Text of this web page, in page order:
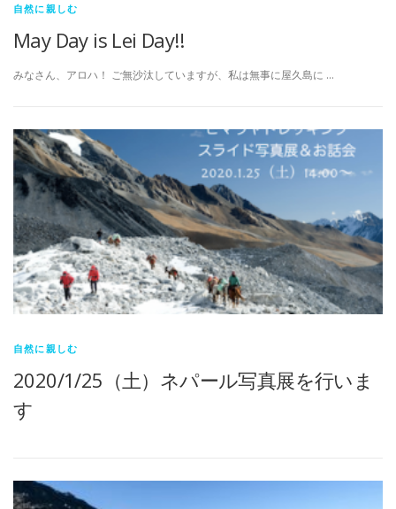
自然に親しむ
May Day is Lei Day!!
みなさん、アロハ！ ご無沙汰していますが、私は無事に屋久島に …
自然に親しむ
2020/1/25（土）ネパール写真展を行いま
す